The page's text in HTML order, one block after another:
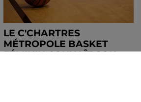
LE C'CHARTRES
MÉTROPOLE BASKET
FÉMININ CONNAÎT SON